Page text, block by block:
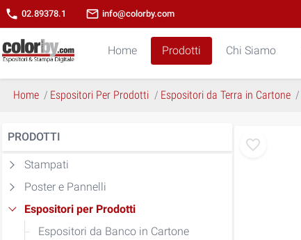
phone 02.89378.1 mail_outline info@colorby.com
Home Prodotti Chi Siamo
Home Espositori Per Prodotti Espositori da Terra in Cartone
PRODOTTI
Stampati
Poster e Pannelli
Espositori per Prodotti
Espositori da Banco in Cartone